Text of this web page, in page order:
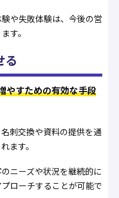
や失敗体験は、今後の営
す。
る
やすための有効な手段
刺交換や資料の提供を通
ます。
ニーズや状況を継続的に
ローチすることが可能で